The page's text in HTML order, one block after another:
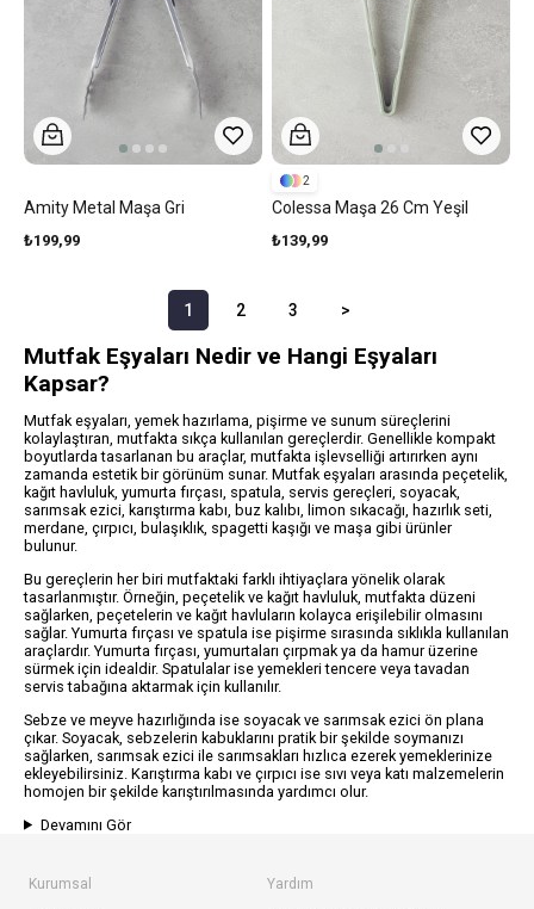
Amity Metal Maşa Gri
₺199,99
Colessa Maşa 26 Cm Yeşil
₺139,99
2
1 2 3 >
Mutfak Eşyaları Nedir ve Hangi Eşyaları
Kapsar?
Mutfak eşyaları, yemek hazırlama, pişirme ve sunum süreçlerini
kolaylaştıran, mutfakta sıkça kullanılan gereçlerdir. Genellikle kompakt
boyutlarda tasarlanan bu araçlar, mutfakta işlevselliği artırırken aynı
zamanda estetik bir görünüm sunar. Mutfak eşyaları arasında peçetelik,
kağıt havluluk, yumurta fırçası, spatula, servis gereçleri, soyacak,
sarımsak ezici, karıştırma kabı, buz kalıbı, limon sıkacağı, hazırlık seti,
merdane, çırpıcı, bulaşıklık, spagetti kaşığı ve maşa gibi ürünler
bulunur.
Bu gereçlerin her biri mutfaktaki farklı ihtiyaçlara yönelik olarak
tasarlanmıştır. Örneğin, peçetelik ve kağıt havluluk, mutfakta düzeni
sağlarken, peçetelerin ve kağıt havluların kolayca erişilebilir olmasını
sağlar. Yumurta fırçası ve spatula ise pişirme sırasında sıklıkla kullanılan
araçlardır. Yumurta fırçası, yumurtaları çırpmak ya da hamur üzerine
sürmek için idealdir. Spatulalar ise yemekleri tencere veya tavadan
servis tabağına aktarmak için kullanılır.
Sebze ve meyve hazırlığında ise soyacak ve sarımsak ezici ön plana
çıkar. Soyacak, sebzelerin kabuklarını pratik bir şekilde soymanızı
sağlarken, sarımsak ezici ile sarımsakları hızlıca ezerek yemeklerinize
ekleyebilirsiniz. Karıştırma kabı ve çırpıcı ise sıvı veya katı malzemelerin
homojen bir şekilde karıştırılmasında yardımcı olur.
Devamını Gör
Kurumsal Yardım